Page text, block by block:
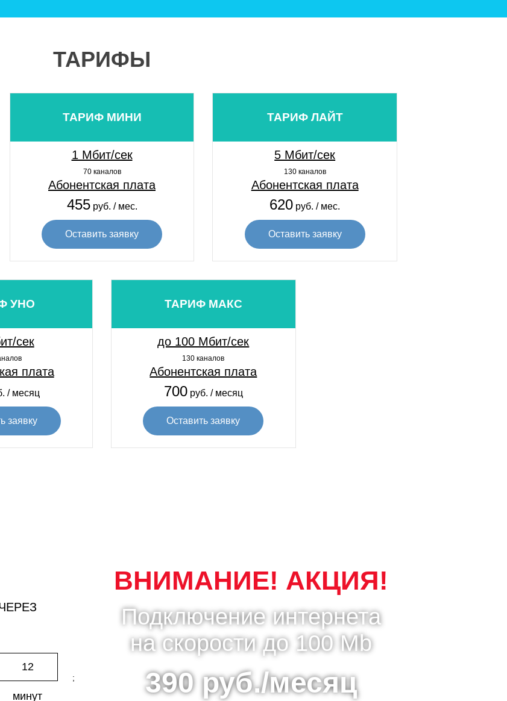
ТАРИФЫ
ТАРИФ МИНИ
1 Мбит/сек
70 каналов
Абонентская плата
455руб. / мес.
Оставить заявку
ТАРИФ ЛАЙТ
5 Мбит/сек
130 каналов
Абонентская плата
620 руб. / мес.
Оставить заявку
УНО
сек
плата
/ месяц
заявку
ТАРИФ МАКС
до 100 Мбит/сек
130 каналов
Абонентская плата
700руб. / месяц
Оставить заявку
12
минут
;
ВНИМАНИЕ! АКЦИЯ!
Подключение интернета
на скорости до 100 Mb
390 руб./месяц